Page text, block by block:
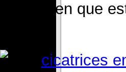
conocen que